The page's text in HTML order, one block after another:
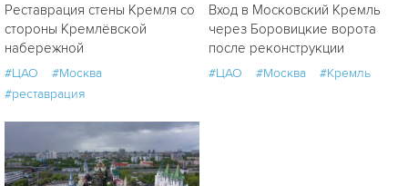
Реставрация стены Кремля со
стороны Кремлёвской
набережной
#ЦАО
#Москва
#реставрация
Вход в Московский Кремль
через Боровицкие ворота
после реконструкции
#ЦАО #Москва #Кремль